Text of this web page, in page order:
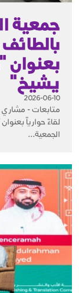
جمعية
بالطائف
بعنوان
يشيخ"
2026-06-10
متابعات - مشاري
لقاءً حوارياً
الجمعية...